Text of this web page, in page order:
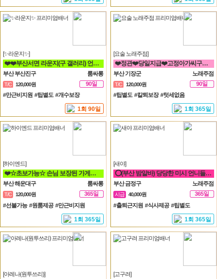
[✨라운지✨]
❤️❤️부산서면 라운지(구 갤러리) 언니들 모십니다❤️❤️
부산 부산진구 룸싸롱
T/C 120,000원
90일
#만근비지원 #팁별도 #개수보장
1회 90일
[요술 노래주점]
❤️정관❤️당일지급❤️고정아가씨구해요❤️
부산 기장군 노래주점
T/C 120,000원
90일
#팁별도 #칼퇴보장 #텃세없음
1회 365일
[하이엔드]
❤️☆초보가능☆ 손님 보장된 가게에서 돈 버시는데만 집중하세요!!❤️
부산 해운대구 룸싸롱
T/C 120,000원
365일
#선불가능 #원룸제공 #만근비지원
1회 365일
[새야]
⭕(부산 밤알바) 당당한 미시 언니들 구함⭕ 노래방알바 도우미
부산 금정구 노래주점
시급 40,000원
365일
#출퇴근지원 #식사제공 #팁별도
1회 365일
[아레나(원투쓰리)] [고구려]